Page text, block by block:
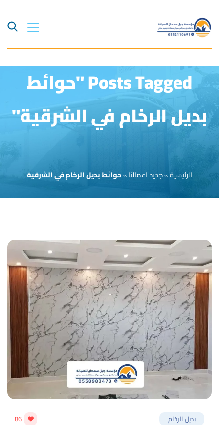
Posts Tagged "حوائط
بديل الرخام في الشرقية"
الرئيسية»جديد اعمالنا»حوائط بديل الرخام في الشرقية
بديل الرخام 86